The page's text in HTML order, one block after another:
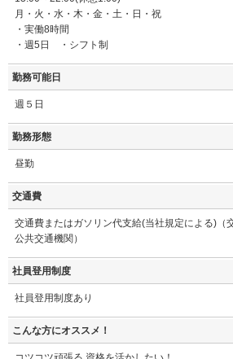
月・火・水・木・金・土・日・祝
・実働8時間
・週5日 ・シフト制
勤務可能日
週５日
勤務形態
昼勤
交通費
交通費またはガソリン代支給(当社規定による)（
公共交通機関）
社員登用制度
社員登用制度あり
こんな方にオススメ！